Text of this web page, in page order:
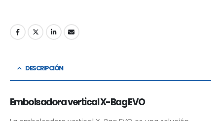
DESCRIPCIÓN
Embolsadora vertical X-Bag EVO